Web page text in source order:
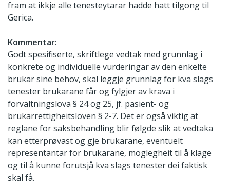
fram at ikkje alle tenesteytarar hadde hatt tilgong til
Gerica.
Kommentar:
Godt spesifiserte, skriftlege vedtak med grunnlag i
konkrete og individuelle vurderingar av den enkelte
brukar sine behov, skal leggje grunnlag for kva slags
tenester brukarane får og fylgjer av krava i
forvaltningslova § 24 og 25, jf. pasient- og
brukarrettigheitsloven § 2-7. Det er også viktig at
reglane for saksbehandling blir følgde slik at vedtaka
kan etterprøvast og gje brukarane, eventuelt
representantar for brukarane, moglegheit til å klage
og til å kunne forutsjå kva slags tenester dei faktisk
skal få.